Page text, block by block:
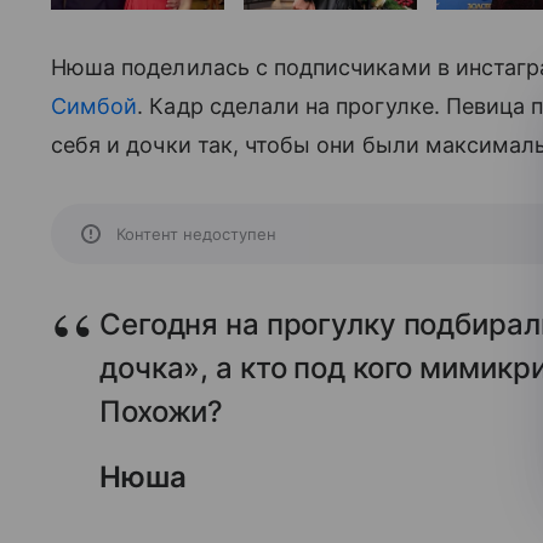
Нюша поделилась с подписчиками в
Симбой. Кадр сделали на прогулке. Певица
себя и дочки так, чтобы они были
Контент недоступен
Сегодня на прогулку
дочка», а кто под кого
Похожи?
Нюша